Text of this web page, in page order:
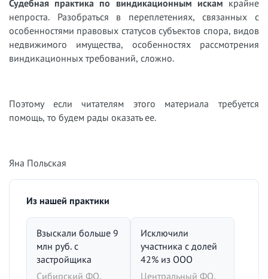
Судебная практика по виндикационным искам крайне
непроста. Разобраться в переплетениях, связанных с
особенностями правовых статусов субъектов спора, видов
недвижимого имущества, особенностях рассмотрения
виндикационных требований, сложно.
Поэтому если читателям этого материала требуется
помощь, то будем рады оказать ее.
Яна Польская
Из нашей практики
Взыскали больше 9
млн руб. с
застройщика
Сибирский ФО,
Исключили
участника с долей
42% из ООО
Центральный ФО,